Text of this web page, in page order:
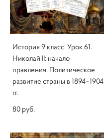
История 9 класс. Урок 61.
Николай II: начало
правления. Политическое
развитие страны в 1894–1904
гг.
80 pуб.